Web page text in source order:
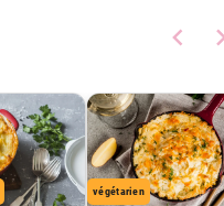
végétarien